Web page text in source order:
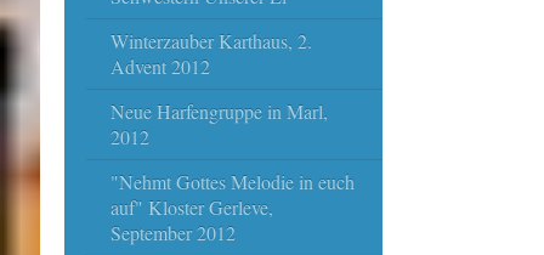
Winterzauber Karthaus, 2.
Advent 2012
Neue Harfengruppe in Marl,
2012
"Nehmt Gottes Melodie in euch
auf" Kloster Gerleve,
September 2012